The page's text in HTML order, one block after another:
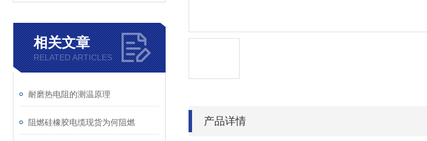
相关文章
RELATED ARTICLES
耐磨热电阻的测温原理
阻燃硅橡胶电缆现货为何阻燃 产品详情